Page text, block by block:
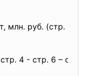
млн. руб. (стр. 1б *
4 - стр. 6 – стр.